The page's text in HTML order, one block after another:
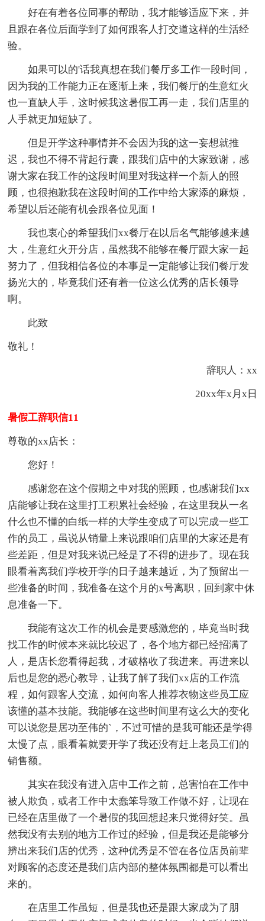
好在有着各位同事的帮助，我才能够适应下来，并
且跟在各位后面学到了如何跟客人打交道这样的生活经
验。
如果可以的'话我真想在我们餐厅多工作一段时间，
因为我的工作能力正在逐渐上来，我们餐厅的生意红火
也一直缺人手，这时候我这暑假工再一走，我们店里的
人手就更加短缺了。
但是开学这种事情并不会因为我的这一妄想就推
迟，我也不得不背起行囊，跟我们店中的大家致谢，感
谢大家在我工作的这段时间里对我这样一个新人的照
顾，也很抱歉我在这段时间的工作中给大家添的麻烦，
希望以后还能有机会跟各位见面！
我也衷心的希望我们xx餐厅在以后名气能够越来越
大，生意红火开分店，虽然我不能够在餐厅跟大家一起
努力了，但我相信各位的本事是一定能够让我们餐厅发
扬光大的，毕竟我们还有着一位这么优秀的店长领导
啊。
此致
敬礼！
辞职人：xx
20xx年x月x日
暑假工辞职信11
尊敬的xx店长：
您好！
感谢您在这个假期之中对我的照顾，也感谢我们xx
店能够让我在这里打工积累社会经验，在这里我从一名
什么也不懂的白纸一样的大学生变成了可以完成一些工
作的员工，虽说从销量上来说跟咱们店里的大家还是有
些差距，但是对我来说已经是了不得的进步了。现在我
眼看着离我们学校开学的日子越来越近，为了预留出一
些准备的时间，我准备在这个月的x号离职，回到家中休
息准备一下。
我能有这次工作的机会是要感激您的，毕竟当时我
找工作的时候本来就比较迟了，各个地方都已经招满了
人，是店长您看得起我，才破格收了我进来。再进来以
后也是您的悉心教导，让我了解了我们xx店的工作流
程，如何跟客人交流，如何向客人推荐衣物这些员工应
该懂的基本技能。我能够在这些时间里有这么大的变化
可以说您是居功至伟的`，不过可惜的是我可能还是学得
太慢了点，眼看着就要开学了我还没有赶上老员工们的
销售额。
其实在我没有进入店中工作之前，总害怕在工作中
被人欺负，或者工作中太蠢笨导致工作做不好，让现在
已经在店里做了一个暑假的我回想起来只觉得好笑。虽
然我没有去别的地方工作过的经验，但是我还是能够分
辨出来我们店的优秀，这种优秀是不管在各位店员前辈
对顾客的态度还是我们店内部的整体氛围都是可以看出
来的。
在店里工作虽短，但是我也还是跟大家成为了朋